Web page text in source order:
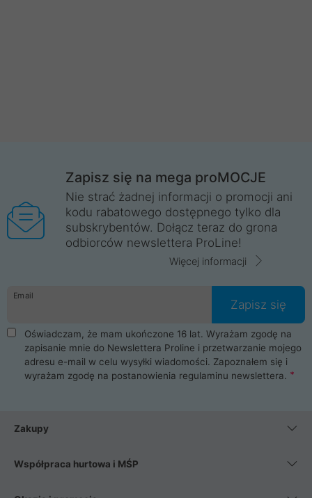
Zapisz się na mega proMOCJE
Nie strać żadnej informacji o promocji ani
kodu rabatowego dostępnego tylko dla
subskrybentów. Dołącz teraz do grona
odbiorców newslettera ProLine!
Więcej informacji
Email
Zapisz się
Oświadczam, że mam ukończone 16 lat. Wyrażam zgodę na
zapisanie mnie do Newslettera Proline i przetwarzanie mojego
adresu e-mail w celu wysyłki wiadomości. Zapoznałem się i
wyrażam zgodę na postanowienia regulaminu newslettera.
Zakupy
Współpraca hurtowa i MŚP